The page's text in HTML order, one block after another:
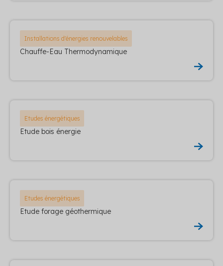
Installations d'énergies renouvelables
Chauffe-Eau Thermodynamique
Etudes énergétiques
Etude bois énergie
Etudes énergétiques
Etude forage géothermique